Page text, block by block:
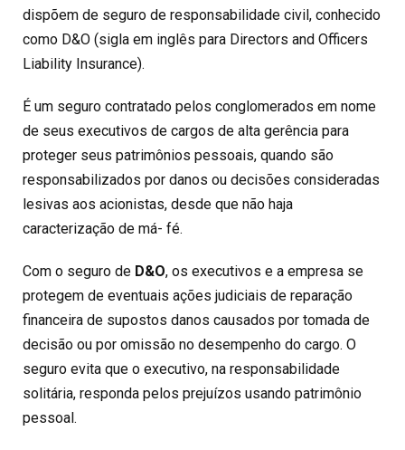
dispõem de seguro de responsabilidade civil, conhecido
como D&O (sigla em inglês para Directors and Officers
Liability Insurance).
É um seguro contratado pelos conglomerados em nome
de seus executivos de cargos de alta gerência para
proteger seus patrimônios pessoais, quando são
responsabilizados por danos ou decisões consideradas
lesivas aos acionistas, desde que não haja
caracterização de má- fé.
Com o seguro de D&O, os executivos e a empresa se
protegem de eventuais ações judiciais de reparação
financeira de supostos danos causados por tomada de
decisão ou por omissão no desempenho do cargo. O
seguro evita que o executivo, na responsabilidade
solitária, responda pelos prejuízos usando patrimônio
pessoal.